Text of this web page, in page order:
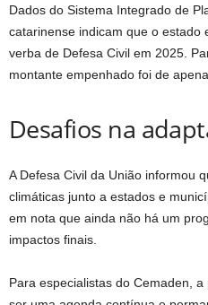
Dados do Sistema Integrado de
catarinense indicam que o estado
verba de Defesa Civil em 2025.
montante empenhado foi de
Desafios na
A Defesa Civil da União informou
climáticas junto a estados e
em nota que ainda não há um
impactos finais.
Para especialistas do Cemaden,